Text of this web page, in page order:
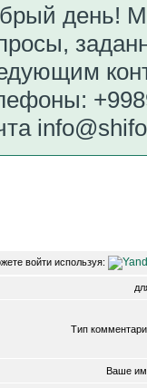
день!
войти используя:
Тип
Ваше